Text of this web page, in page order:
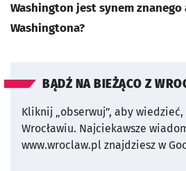
Washington jest synem znanego
Washingtona?
BĄDŹ NA BIEŻĄCO Z
Kliknij „obserwuj”, aby
Wrocławiu. Najciekawsze
www.wroclaw.pl znajdziesz w